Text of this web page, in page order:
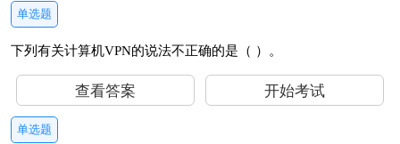
单选题
下列有关计算机VPN的说法不正确的是（ ）。
查看答案 开始考试
单选题